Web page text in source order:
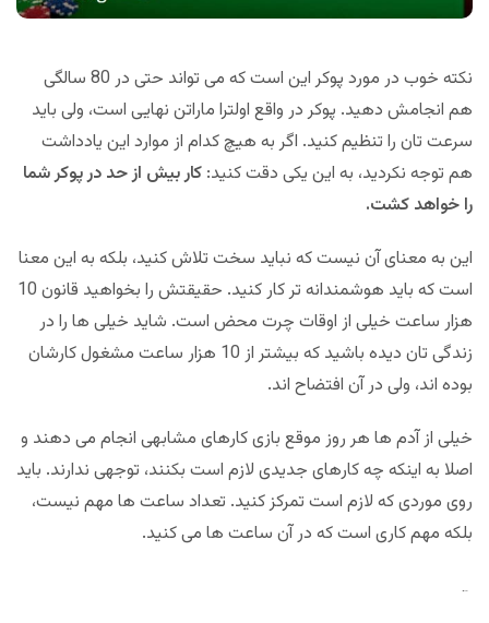
نکته خوب در مورد پوکر این است که می تواند حتی در 80 سالگی
هم انجامش دهید. پوکر در واقع اولترا ماراتن نهایی است، ولی باید
سرعت تان را تنظیم کنید. اگر به هیچ کدام از موارد این یادداشت
هم توجه نکردید، به این یکی دقت کنید: کار بیش از حد در پوکر شما
را خواهد کشت.
این به معنای آن نیست که نباید سخت تلاش کنید، بلکه به این معنا
است که باید هوشمندانه تر کار کنید. حقیقتش را بخواهید قانون 10
هزار ساعت خیلی از اوقات چرت محض است. شاید خیلی ها را در
زندگی تان دیده باشید که بیشتر از 10 هزار ساعت مشغول کارشان
بوده اند، ولی در آن افتضاح اند.
خیلی از آدم ها هر روز موقع بازی کارهای مشابهی انجام می دهند و
اصلا به اینکه چه کارهای جدیدی لازم است بکنند، توجهی ندارند. باید
روی موردی که لازم است تمرکز کنید. تعداد ساعت ها مهم نیست،
بلکه مهم کاری است که در آن ساعت ها می کنید.